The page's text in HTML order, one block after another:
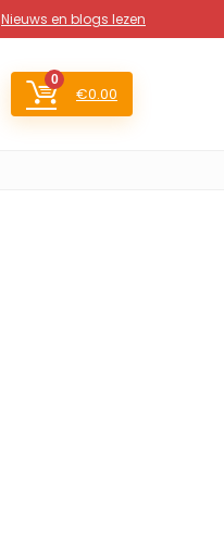
Nieuws en blogs lezen
0
€0.00